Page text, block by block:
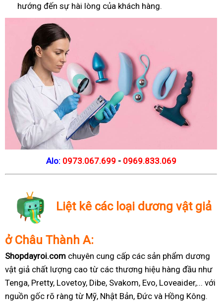
hướng đến sự hài lòng của khách hàng.
Alo: 0973.067.699 - 0969.833.069
Liệt kê các loại dương vật giả
ở Châu Thành A:
Shopdayroi.com chuyên cung cấp các sản phẩm dương
vật giả chất lượng cao từ các thương hiệu hàng đầu như
Tenga, Pretty, Lovetoy, Dibe, Svakom, Evo, Loveaider,... với
nguồn gốc rõ ràng từ Mỹ, Nhật Bản, Đức và Hồng Kông.